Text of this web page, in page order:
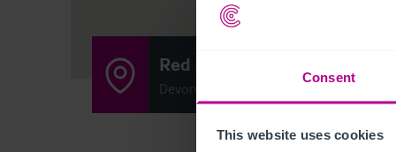
Consent
This website uses cookies
Red Lion Beefeater
Devonshire Road, Bispham, Blackpool FY2